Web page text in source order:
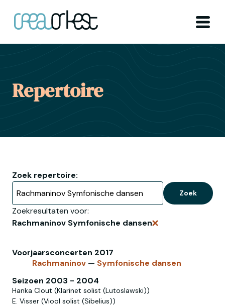
Menu
Repertoire
Zoek repertoire:
Zoek
Zoekresultaten voor:
Rachmaninov Symfonische dansenVerwijder
Voorjaarsconcerten 2017
Rachmaninov — Symfonische dansen
Seizoen 2003 - 2004
Hanka Clout (Klarinet solist (Lutoslawski))
E. Visser (Viool solist (Sibelius))